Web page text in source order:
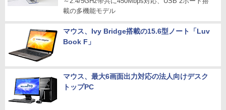
載の多機能モデル
マウス、Ivy Bridge搭載の15.6型ノート「Luv
Book F」
マウス、最大6画面出力対応の法人向けデスク
トップPC